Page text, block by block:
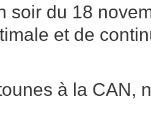
soir du 18
et de
à la CAN,